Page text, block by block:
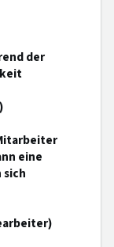
der
eine
sich